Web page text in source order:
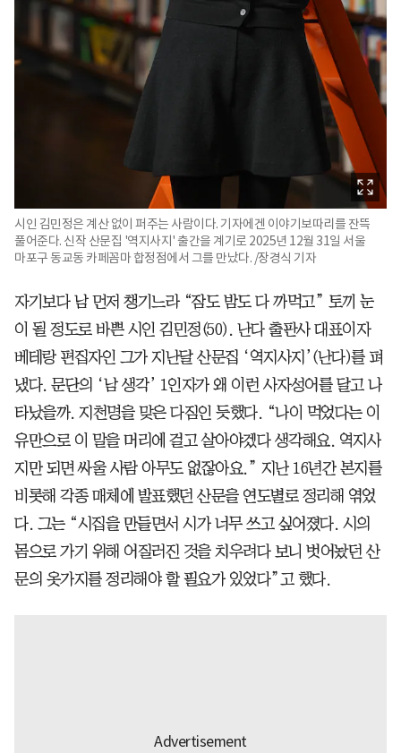
시인 김민정은 계산 없이 퍼주는 사람이다. 기자에겐 이야기보따리를 잔뜩
풀어준다. 신작 산문집 '역지사지' 출간을 계기로 2025년 12월 31일 서울
마포구 동교동 카페꼼마 합정점에서 그를 만났다. /장경식 기자
자기보다 남 먼저 챙기느라 “잠도 밤도 다 까먹고” 토끼 눈
이 될 정도로 바쁜 시인 김민정(50). 난다 출판사 대표이자
베테랑 편집자인 그가 지난달 산문집 ‘역지사지’(난다)를 펴
냈다. 문단의 ‘남 생각’ 1인자가 왜 이런 사자성어를 달고 나
타났을까. 지천명을 맞은 다짐인 듯했다. “나이 먹었다는 이
유만으로 이 말을 머리에 걸고 살아야겠다 생각해요. 역지사
지만 되면 싸울 사람 아무도 없잖아요.” 지난 16년간 본지를
비롯해 각종 매체에 발표했던 산문을 연도별로 정리해 엮었
다. 그는 “시집을 만들면서 시가 너무 쓰고 싶어졌다. 시의
몸으로 가기 위해 어질러진 것을 치우려다 보니 벗어놨던 산
문의 옷가지를 정리해야 할 필요가 있었다”고 했다.